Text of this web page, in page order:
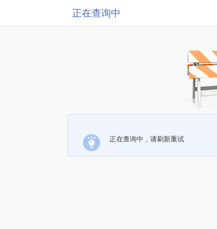
正在查询中
正在查询中，请刷新重试